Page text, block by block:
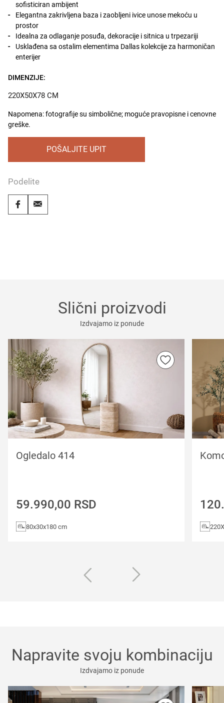
sofisticiran ambijent
Elegantna zakrivljena baza i zaobljeni ivice unose mekoću u
prostor
Idealna za odlaganje posuđa, dekoracije i sitnica u trpezariji
Usklađena sa ostalim elementima Dallas kolekcije za harmoničan
enterijer
DIMENZIJE:
220X50X78 CM
Napomena: fotografije su simbolične; moguće pravopisne i cenovne
greške.
POŠALJITE UPIT
Podelite
Slični proizvodi
Izdvajamo iz ponude
Ogledalo 414
59.990,00 RSD
80x30x180 cm
Napravite svoju kombinaciju
Izdvajamo iz ponude